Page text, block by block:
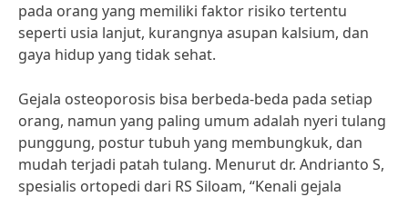
pada orang yang memiliki faktor risiko tertentu
seperti usia lanjut, kurangnya asupan kalsium, dan
gaya hidup yang tidak sehat.
Gejala osteoporosis bisa berbeda-beda pada setiap
orang, namun yang paling umum adalah nyeri tulang
punggung, postur tubuh yang membungkuk, dan
mudah terjadi patah tulang. Menurut dr. Andrianto S,
spesialis ortopedi dari RS Siloam, “Kenali gejala